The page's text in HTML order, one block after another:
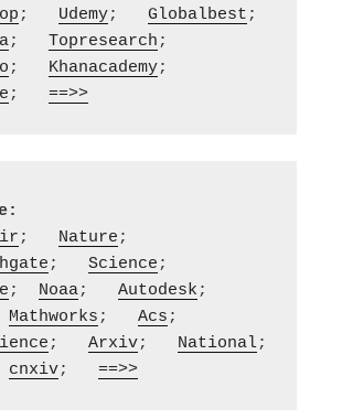
; Udemy; Globalbest;
; Topresearch;
; Khanacademy;
; ==>>
; Nature;
; Science;
; Noaa; Autodesk;
Mathworks; Acs;
; Arxiv; National;
cnxiv; ==>>